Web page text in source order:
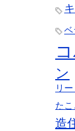
ベ
ン
リー
たこ
造